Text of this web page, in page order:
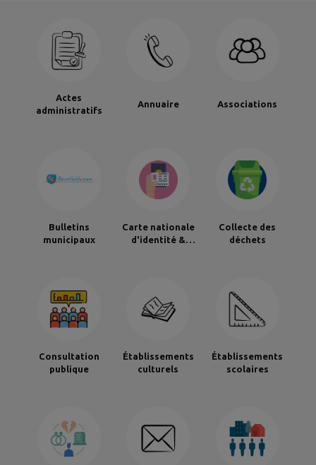
Actes
administratifs
Annuaire Associations
Bulletins
municipaux
Carte nationale
d'identité &
Collecte des
déchets
Consultation
publique
Établissements
culturels
Établissements
scolaires